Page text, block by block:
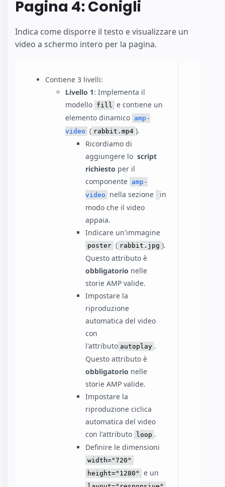
Pagina 4: Conigli
Indica come disporre il testo e visualizzare un
video a schermo intero per la pagina.
Contiene 3 livelli:
Livello 1: Implementa il
modello fill e contiene un
elemento dinamico amp-
video ( rabbit.mp4 ).
Ricordiamo di
aggiungere lo script
richiesto per il
componente amp-
video
nella sezione
in
modo che il video
appaia.
Indicare un'immagine
poster ( rabbit.jpg ).
Questo attributo è
obbligatorio nelle
storie AMP valide.
Impostare la
riproduzione
automatica del video
con
l'attributo autoplay .
Questo attributo è
obbligatorio nelle
storie AMP valide.
Impostare la
riproduzione ciclica
automatica del video
con l'attributo
loop .
Definire le dimensioni
width="720"
height="1280"
e un